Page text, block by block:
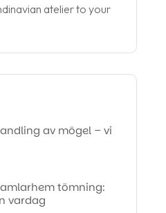
atelier to your
av mögel – vi
tömning:
vardag